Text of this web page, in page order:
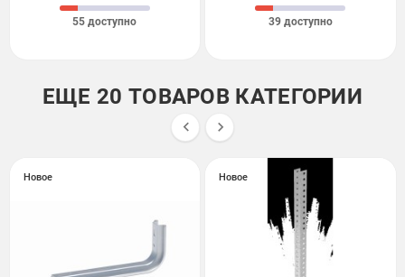
55 доступно 39 доступно
ЕЩЕ 20 ТОВАРОВ КАТЕГОРИИ
 
Новое Новое